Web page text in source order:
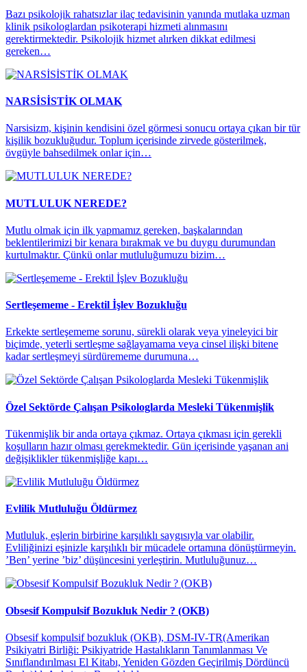
Bazı psikolojik rahatsızlar ilaç tedavisinin yanında mutlaka uzman
klinik psikologlardan psikoterapi hizmeti alınmasını
gerektirmektedir. Psikolojik hizmet alırken dikkat edilmesi
gereken…
NARSİSİSTİK OLMAK
Narsisizm, kişinin kendisini özel görmesi sonucu ortaya çıkan bir tür
kişilik bozukluğudur. Toplum içerisinde zirvede gösterilmek,
övgüyle bahsedilmek onlar için…
MUTLULUK NEREDE?
Mutlu olmak için ilk yapmamız gereken, başkalarından
beklentilerimizi bir kenara bırakmak ve bu duygu durumundan
kurtulmaktır. Çünkü onlar mutluluğumuzu bizim…
Sertleşememe - Erektil İşlev Bozukluğu
Erkekte sertleşememe sorunu, sürekli olarak veya yineleyici bir
biçimde, yeterli sertleşme sağlayamama veya cinsel ilişki bitene
kadar sertleşmeyi sürdürememe durumuna…
Özel Sektörde Çalışan Psikologlarda Mesleki Tükenmişlik
Tükenmişlik bir anda ortaya çıkmaz. Ortaya çıkması için gerekli
koşulların hazır olması gerekmektedir. Gün içerisinde yaşanan ani
değişiklikler tükenmişliğe kapı…
Evlilik Mutluluğu Öldürmez
Mutluluk, eşlerin birbirine karşılıklı saygısıyla var olabilir.
Evliliğinizi eşinizle karşılıklı bir mücadele ortamına dönüştürmeyin.
’Ben’ yerine ’biz’ düşüncesini yerleştirin. Mutluluğunuz…
Obsesif Kompulsif Bozukluk Nedir ? (OKB)
Obsesif kompulsif bozukluk (OKB), DSM-IV-TR(Amerikan
Psikiyatri Birliği: Psikiyatride Hastalıkların Tanımlanması Ve
Sınıflandırılması El Kitabı, Yeniden Gözden Geçirilmiş Dördüncü